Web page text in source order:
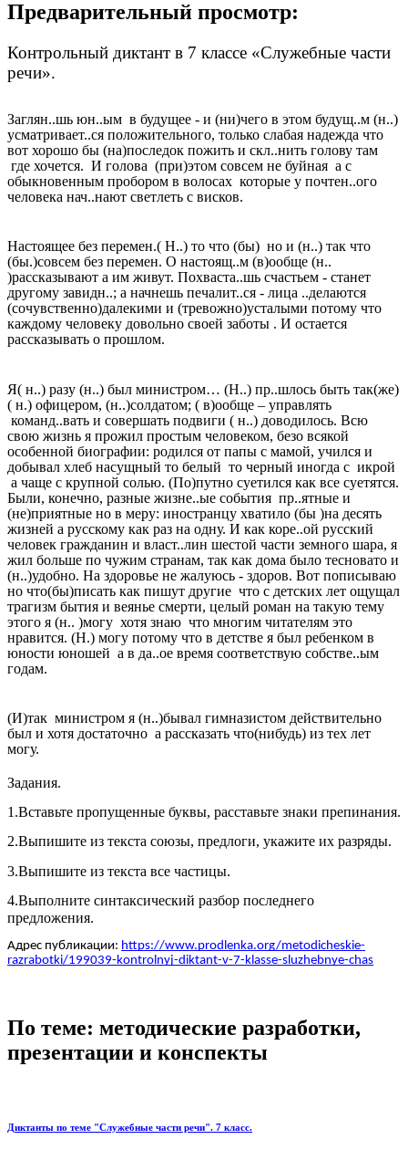
Предварительный просмотр:
Контрольный диктант в 7 классе «Служебные части
речи».
Заглян..шь юн..ым в будущее - и (ни)чего в этом будущ..м (н..)
усматривает..ся положительного, только слабая надежда что
вот хорошо бы (на)последок пожить и скл..нить голову там
где хочется. И голова (при)этом совсем не буйная а с
обыкновенным пробором в волосах которые у почтен..ого
человека нач..нают светлеть с висков.
Настоящее без перемен.( Н..) то что (бы) но и (н..) так что
(бы.)совсем без перемен. О настоящ..м (в)ообще (н..
)рассказывают а им живут. Похваста..шь счастьем - станет
другому завидн..; а начнешь печалит..ся - лица ..делаются
(сочувственно)далекими и (тревожно)усталыми потому что
каждому человеку довольно своей заботы . И остается
рассказывать о прошлом.
Я( н..) разу (н..) был министром… (Н..) пр..шлось быть так(же)
( н.) офицером, (н..)солдатом; ( в)ообще – управлять
команд..вать и совершать подвиги ( н..) доводилось. Всю
свою жизнь я прожил простым человеком, безо всякой
особенной биографии: родился от папы с мамой, учился и
добывал хлеб насущный то белый то черный иногда с икрой
а чаще с крупной солью. (По)путно суетился как все суетятся.
Были, конечно, разные жизне..ые события пр..ятные и
(не)приятные но в меру: иностранцу хватило (бы )на десять
жизней а русскому как раз на одну. И как коре..ой русский
человек гражданин и власт..лин шестой части земного шара, я
жил больше по чужим странам, так как дома было тесновато и
(н..)удобно. На здоровье не жалуюсь - здоров. Вот пописываю
но что(бы)писать как пишут другие что с детских лет ощущал
трагизм бытия и веянье смерти, целый роман на такую тему
этого я (н.. )могу хотя знаю что многим читателям это
нравится. (Н.) могу потому что в детстве я был ребенком в
юности юношей а в да..ое время соответствую собстве..ым
годам.
(И)так министром я (н..)бывал гимназистом действительно
был и хотя достаточно а рассказать что(нибудь) из тех лет
могу.
Задания.
1.Вставьте пропущенные буквы, расставьте знаки препинания.
2.Выпишите из текста союзы, предлоги, укажите их разряды.
3.Выпишите из текста все частицы.
4.Выполните синтаксический разбор последнего
предложения.
Адрес публикации: https://www.prodlenka.org/metodicheskie-
razrabotki/199039-kontrolnyj-diktant-v-7-klasse-sluzhebnye-chas
По теме: методические разработки,
презентации и конспекты
Диктанты по теме "Служебные части речи". 7 класс.